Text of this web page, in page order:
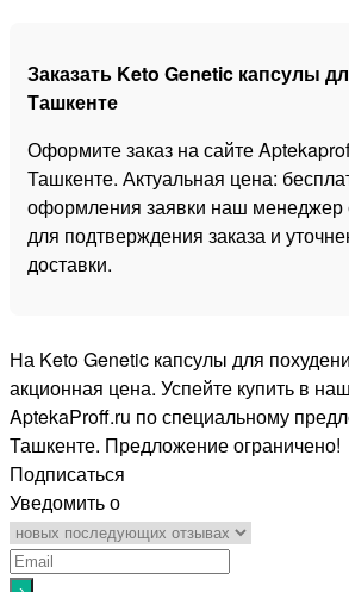
Заказать Keto Genetic капсулы
Ташкенте
Оформите заказ на сайте
Ташкенте. Актуальная цена:
оформления заявки наш менеджер
для подтверждения заказа и
доставки.
На Keto Genetic капсулы для
акционная цена. Успейте купить в
AptekaProff.ru по специальному
Ташкенте. Предложение ограничено!
Подписаться
Уведомить о